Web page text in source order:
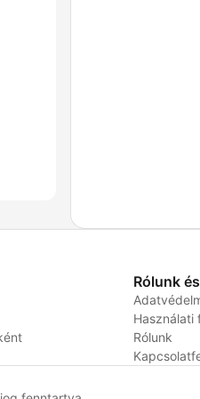
Rólunk
Használati
Rólunk